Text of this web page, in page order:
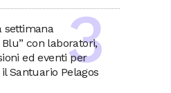
settimana
con laboratori,
ed eventi per
Santuario Pelagos